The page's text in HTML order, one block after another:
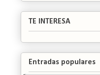
TE INTERESA
Entradas populares